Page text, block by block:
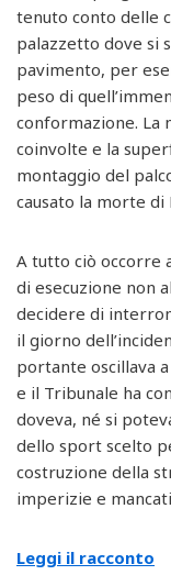
tenuto conto delle
palazzetto dove si
pavimento, per
peso di
conformazione. La
coinvolte e la
montaggio del
causato la morte di
A tutto ciò occorre
di esecuzione non
decidere di
il giorno
portante oscillava a
e il Tribunale ha
doveva, né si
dello sport scelto
costruzione della
imperizie e
Leggi il racconto